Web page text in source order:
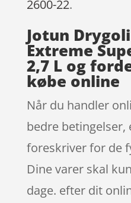
2600-22.
Jotun
Extreme
2,7 L og
købe online
Når du handler
bedre betingelser,
foreskriver for de
Dine varer skal
dage. efter dit